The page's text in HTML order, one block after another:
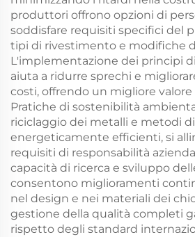
produttori offrono opzioni di
soddisfare requisiti specifici del
tipi di rivestimento e modifiche
L'implementazione dei principi
aiuta a ridurre sprechi e
costi, offrendo un migliore
Pratiche di sostenibilità
riciclaggio dei metalli e metodi
energeticamente efficienti, si
requisiti di responsabilità
capacità di ricerca e sviluppo
consentono miglioramenti
nel design e nei materiali dei
gestione della qualità completi
rispetto degli standard